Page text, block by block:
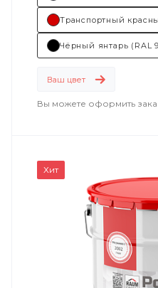
Основные отрасли
машиностроение.
Транспортный
Чёрный янтарь (RAL
Ваш цвет
Вы можете оформить
Хит